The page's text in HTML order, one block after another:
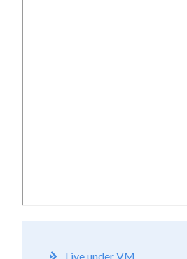
Live under VM